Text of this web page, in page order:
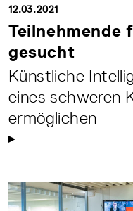
12.03.2021
Teilnehmende
gesucht
Künstliche
eines schweren
ermöglichen